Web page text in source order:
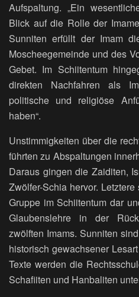
Aufspaltung. „Ein
Blick auf die Rolle der
Sunniten erfüllt der Imam
Moscheegemeinde und des
Gebet. Im Schiitentum
direkten Nachfahren als
politische und religiöse
haben“.
Unstimmigkeiten über die
führten zu Abspaltungen
Daraus gingen die Zaiditen,
Zwölfer-Schia hervor.
Gruppe im Schiitentum dar
Glaubenslehre in der
zwölften Imams. Sunniten
historisch gewachsener
Texte werden die
Schafiiten und Hanbaliten